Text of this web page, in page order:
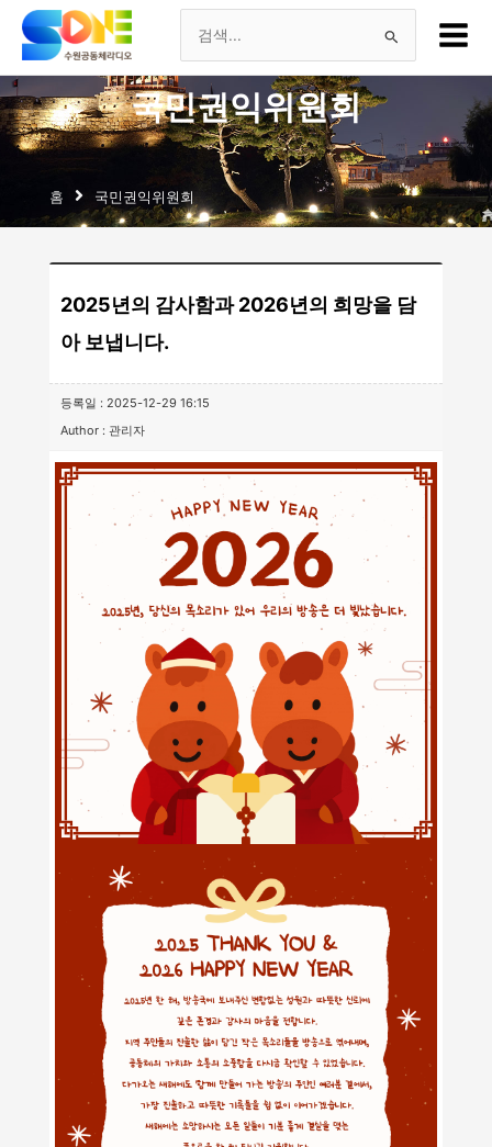
너
뛰
기
색
대
Menu
국민권익위원회
홈 국민권익위원회
2025년의 감사함과 2026년의 희망을 담
아 보냅니다.
등록일 : 2025-12-29 16:15
Author : 관리자